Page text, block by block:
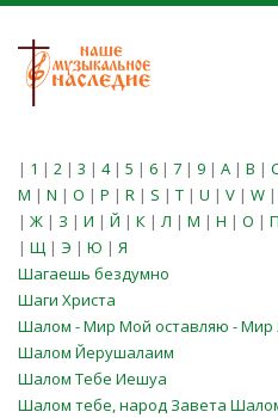
| 1 | 2 | 3 | 4 | 5 | 6 | 7 | 9 | A | B |
M | N | O | P | R | S | T | U | V | W |
| Ж | З | И | Й | К | Л | М | Н | О | П
| Щ | Э | Ю | Я
Шагаешь бездумно
Шаги Христа
Шалом - Мир Мой оставляю - Мир
Шалом Йерушалаим
Шалом Тебе Иешуа
Шалом тебе, народ Завета